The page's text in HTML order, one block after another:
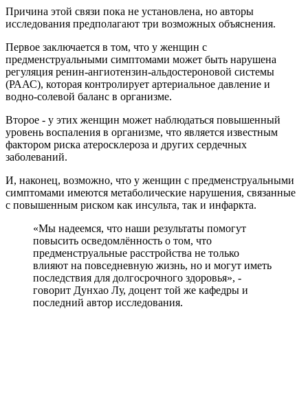
Причина этой связи пока не установлена, но авторы
исследования предполагают три возможных объяснения.
Первое заключается в том, что у женщин с
предменструальными симптомами может быть нарушена
регуляция ренин‑ангиотензин‑альдостероновой системы
(РААС), которая контролирует артериальное давление и
водно‑солевой баланс в организме.
Второе - у этих женщин может наблюдаться повышенный
уровень воспаления в организме, что является известным
фактором риска атеросклероза и других сердечных
заболеваний.
И, наконец, возможно, что у женщин с предменструальными
симптомами имеются метаболические нарушения, связанные
с повышенным риском как инсульта, так и инфаркта.
«Мы надеемся, что наши результаты помогут
повысить осведомлённость о том, что
предменструальные расстройства не только
влияют на повседневную жизнь, но и могут иметь
последствия для долгосрочного здоровья», -
говорит Дунхао Лу, доцент той же кафедры и
последний автор исследования.